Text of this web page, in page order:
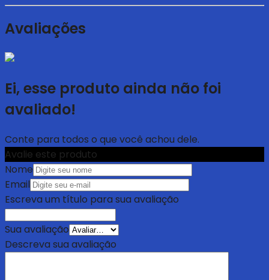
Avaliações
Ei, esse produto ainda não foi
avaliado!
Conte para todos o que você achou dele.
Avalie este produto
Nome
Email
Escreva um título para sua avaliação
Sua avaliação
Descreva sua avaliação